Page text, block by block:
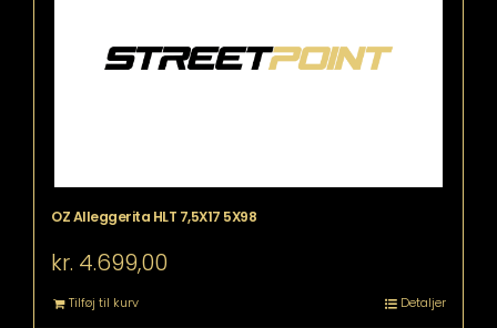
OZ Alleggerita HLT 7,5X17 5X98
kr. 4.699,00
Tilføj til kurv Detaljer